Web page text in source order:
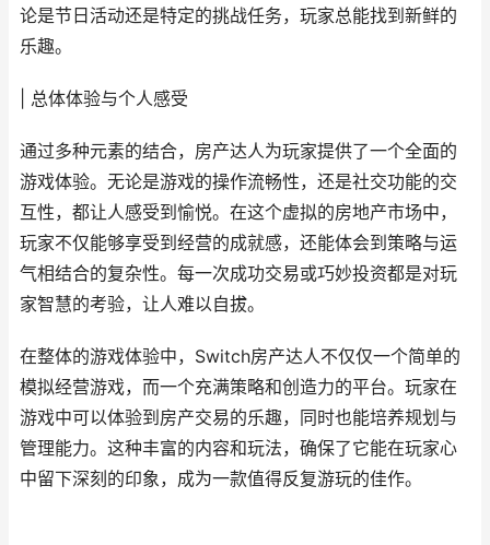
论是节日活动还是特定的挑战任务，玩家总能找到新鲜的
乐趣。
| 总体体验与个人感受
通过多种元素的结合，房产达人为玩家提供了一个全面的
游戏体验。无论是游戏的操作流畅性，还是社交功能的交
互性，都让人感受到愉悦。在这个虚拟的房地产市场中，
玩家不仅能够享受到经营的成就感，还能体会到策略与运
气相结合的复杂性。每一次成功交易或巧妙投资都是对玩
家智慧的考验，让人难以自拔。
在整体的游戏体验中，Switch房产达人不仅仅一个简单的
模拟经营游戏，而一个充满策略和创造力的平台。玩家在
游戏中可以体验到房产交易的乐趣，同时也能培养规划与
管理能力。这种丰富的内容和玩法，确保了它能在玩家心
中留下深刻的印象，成为一款值得反复游玩的佳作。